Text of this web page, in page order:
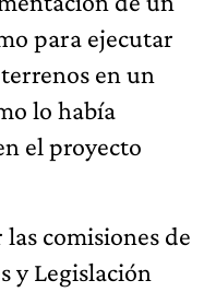
para ejecutar
en un
lo había
el proyecto
comisiones de
y Legislación